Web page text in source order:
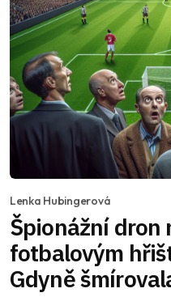
Lenka Hubingerová
Špionážní dron
fotbalovým
Gdyně